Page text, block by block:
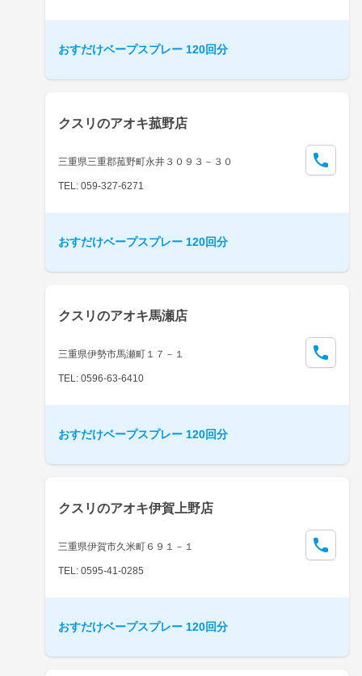
おすだけベープスプレー 120回分
クスリのアオキ菰野店
三重県三重郡菰野町永井３０９３－３０
TEL: 059-327-6271
おすだけベープスプレー 120回分
クスリのアオキ馬瀬店
三重県伊勢市馬瀬町１７－１
TEL: 0596-63-6410
おすだけベープスプレー 120回分
クスリのアオキ伊賀上野店
三重県伊賀市久米町６９１－１
TEL: 0595-41-0285
おすだけベープスプレー 120回分